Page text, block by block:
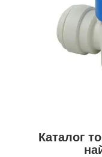
Каталог